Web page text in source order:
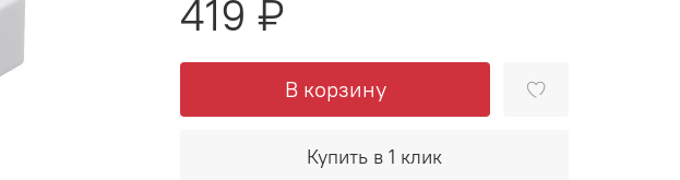
419 ₽
В корзину
Купить в 1 клик